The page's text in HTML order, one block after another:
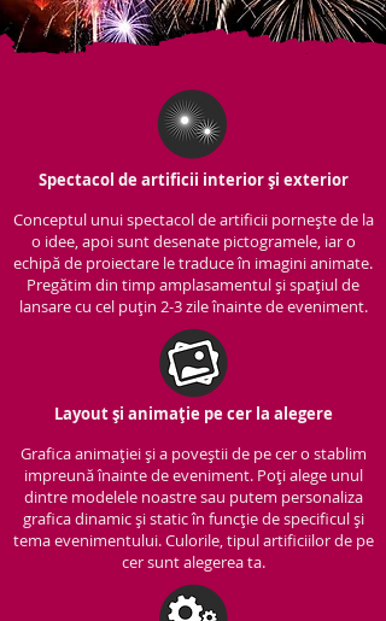
Spectacol de artificii interior și exterior
Conceptul unui spectacol de artificii pornește de la
o idee, apoi sunt desenate pictogramele, iar o
echipă de proiectare le traduce în imagini animate.
Pregătim din timp amplasamentul și spațiul de
lansare cu cel puțin 2-3 zile înainte de eveniment.
Layout și animație pe cer la alegere
Grafica animației și a poveștii de pe cer o stablim
impreună înainte de eveniment. Poți alege unul
dintre modelele noastre sau putem personaliza
grafica dinamic și static în funcție de specificul și
tema evenimentului. Culorile, tipul artificiilor de pe
cer sunt alegerea ta.